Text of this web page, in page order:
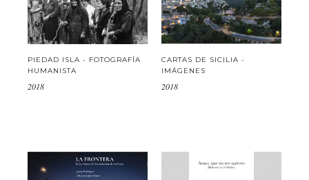
PIEDAD ISLA - FOTOGRAFÍA
HUMANISTA
2018
CARTAS DE SICILIA -
IMÁGENES
2018